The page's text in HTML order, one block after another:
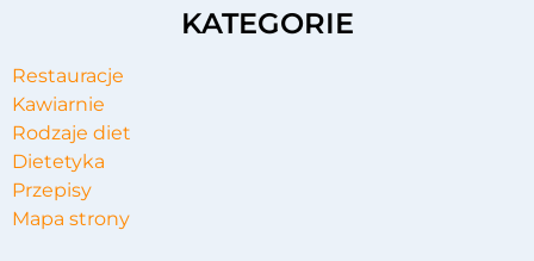
KATEGORIE
Restauracje
Kawiarnie
Rodzaje diet
Dietetyka
Przepisy
Mapa strony